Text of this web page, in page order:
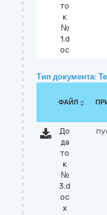
то
к
№
1.d
oc
Тип документа:
ФАЙЛ
До
да
то
к
№
3.d
oc
x